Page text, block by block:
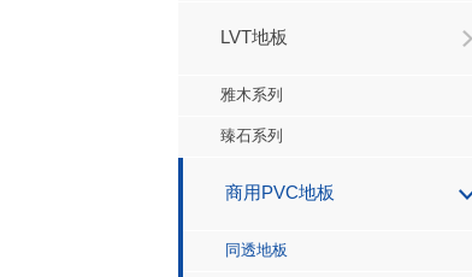
LVT地板
雅木系列
臻石系列
商用PVC地板
同透地板